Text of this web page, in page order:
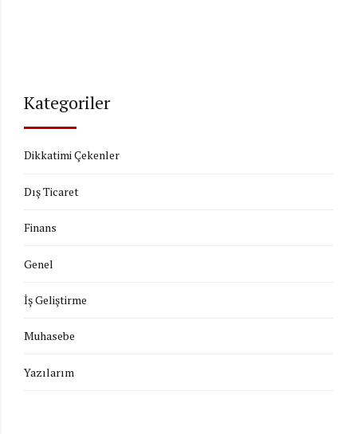
Kategoriler
Dikkatimi Çekenler
Dış Ticaret
Finans
Genel
İş Geliştirme
Muhasebe
Yazılarım